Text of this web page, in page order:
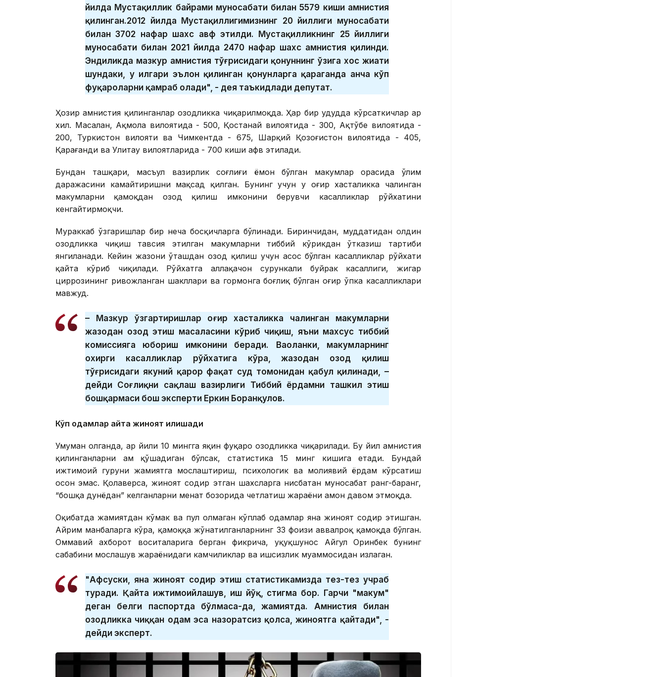
йилда Мустақиллик байрами муносабати билан 5579 киши амнистия
қилинган.2012 йилда Мустақиллигимизнинг 20 йиллиги муносабати
билан 3702 нафар шахс авф этилди. Мустақилликнинг 25 йиллиги
муносабати билан 2021 йилда 2470 нафар шахс амнистия қилинди.
Эндиликда мазкур амнистия тўғрисидаги қонуннинг ўзига хос жиҳати
шундаки, у илгари эълон қилинган қонунларга қараганда анча кўп
фуқароларни қамраб олади", - дея таъкидлади депутат.
Ҳозир амнистия қилинганлар озодликка чиқарилмоқда. Ҳар бир ҳудудда кўрсаткичлар ҳар
хил. Масалан, Ақмола вилоятида - 500, Қостанай вилоятида - 300, Ақтўбе вилоятида -
200, Туркистон вилояти ва Чимкентда - 675, Шарқий Қозоғистон вилоятида - 405,
Қарағанди ва Улитау вилоятларида - 700 киши афв этилади.
Бундан ташқари, масъул вазирлик соғлиғи ёмон бўлган маҳкумлар орасида ўлим
даражасини камайтиришни мақсад қилган. Бунинг учун у оғир хасталикка чалинган
маҳкумларни қамоқдан озод қилиш имконини берувчи касалликлар рўйхатини
кенгайтирмоқчи.
Мураккаб ўзгаришлар бир неча босқичларга бўлинади. Биринчидан, муддатидан олдин
озодликка чиқиш тавсия этилган маҳкумларни тиббий кўрикдан ўтказиш тартиби
янгиланади. Кейин жазони ўташдан озод қилиш учун асос бўлган касалликлар рўйхати
қайта кўриб чиқилади. Рўйхатга аллақачон сурункали буйрак касаллиги, жигар
циррозининг ривожланган шакллари ва гормонга боғлиқ бўлган оғир ўпка касалликлари
мавжуд.
– Мазкур ўзгартиришлар оғир хасталикка чалинган маҳкумларни
жазодан озод этиш масаласини кўриб чиқиш, яъни махсус тиббий
комиссияга юбориш имконини беради. Ваҳоланки, маҳкумларнинг
охирги касалликлар рўйхатига кўра, жазодан озод қилиш
тўғрисидаги якуний қарор фақат суд томонидан қабул қилинади, –
дейди Соғлиқни сақлаш вазирлиги Тиббий ёрдамни ташкил этиш
бошқармаси бош эксперти Еркин Боранқулов.
Кўп одамлар қайта жиноят қилишади
Умуман олганда, ҳар йили 10 мингга яқин фуқаро озодликка чиқарилади. Бу йил амнистия
қилинганларни ҳам қўшадиган бўлсак, статистика 15 минг кишига етади. Бундай
ижтимоий гуруҳни жамиятга мослаштириш, психологик ва молиявий ёрдам кўрсатиш
осон эмас. Қолаверса, жиноят содир этган шахсларга нисбатан муносабат ранг-баранг,
“бошқа дунёдан” келганларни меҳнат бозорида четлатиш жараёни ҳамон давом этмоқда.
Оқибатда жамиятдан кўмак ва пул олмаган кўплаб одамлар яна жиноят содир этишган.
Айрим манбаларга кўра, қамоққа жўнатилганларнинг 33 фоизи аввалроқ қамоқда бўлган.
Оммавий ахборот воситаларига берган фикрича, ҳуқуқшунос Айгул Оринбек бунинг
сабабини мослашув жараёнидаги камчиликлар ва ишсизлик муаммосидан излаган.
"Афсуски, яна жиноят содир этиш статистикамизда тез-тез учраб
туради. Қайта ижтимоийлашув, иш йўқ, стигма бор. Гарчи "маҳкум"
деган белги паспортда бўлмаса-да, жамиятда. Амнистия билан
озодликка чиққан одам эса назоратсиз қолса, жиноятга қайтади", -
дейди эксперт.